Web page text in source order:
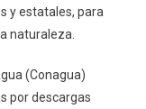
y estatales, para
naturaleza.
(Conagua)
por descargas